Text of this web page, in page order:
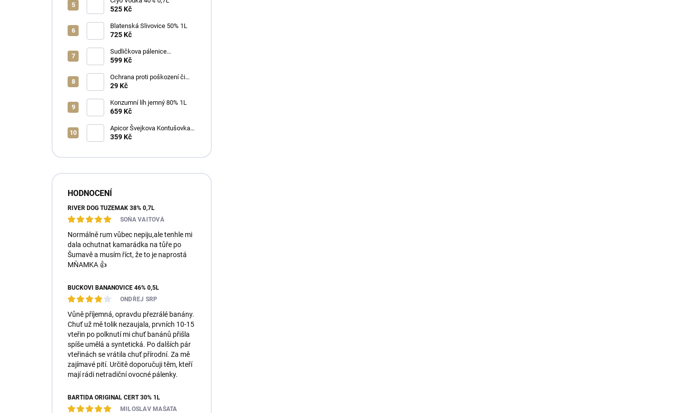
525 Kč
Blatenská Slivovice 50% 1L
725 Kč
Sudličkova pálenice
Ořechovka 30% 0,7L
599 Kč
Ochrana proti poškození či
ztrátě
29 Kč
Konzumní líh jemný 80% 1L
659 Kč
Apicor Švejkova Kontušovka
40% 0,5L
359 Kč
HODNOCENÍ
RIVER DOG TUZEMÁK 38% 0,7L
SOŇA VAITOVÁ
Normálně rum vůbec nepiju,ale tenhle mi
dala ochutnat kamarádka na tůře po
Šumavě a musím říct, že to je naprostá
MŇAMKA 👍
BUČKOVI BANÁNOVICE 46% 0,5L
ONDŘEJ SRP
Vůně příjemná, opravdu přezrálé banány.
Chuť už mě tolik nezaujala, prvních 10-15
vteřin po polknutí mi chuť banánů přišla
spíše umělá a syntetická. Po dalších pár
vteřinách se vrátila chuť přírodní. Za mě
zajímavé pití. Určitě doporučuji těm, kteří
mají rádi netradiční ovocné pálenky.
BARTIDA ORIGINÁL ČERT 30% 1L
MILOSLAV MAŠATA